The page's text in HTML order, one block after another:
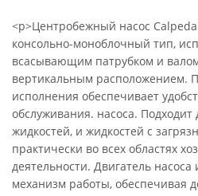
<p>Центробежный насос
консольно-моноблочный тип,
всасывающим патрубком и
вертикальным расположением.
исполнения обеспечивает
обслуживания. насоса.
жидкостей, и жидкостей с
практически во всех областях
деятельности. Двигатель
механизм работы, обеспечивая